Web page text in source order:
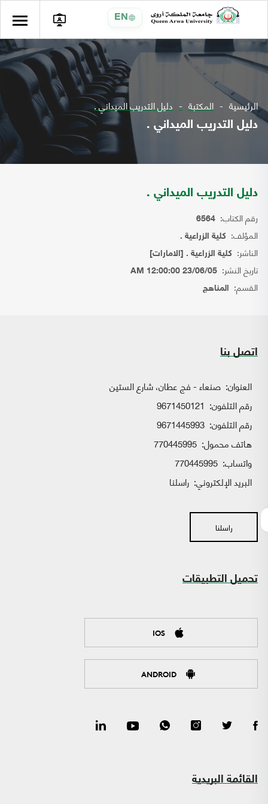
EN
الرئيسية المكتبة دليل التدريب الميداني .
دليل التدريب الميداني .
دليل التدريب الميداني .
رقم الكتاب: 6564
المؤلف: كلية الزراعية .
الناشر: كلية الزراعية . [الامارات]
تاريخ النشر: 23/06/05 12:00:00 AM
القسم: المناهج
اتصل بنا
العنوان: صنعاء - فج عطان، شارع الستين
رقم التلفون: 9671450121
رقم التلفون: 9671445993
هاتف محمول: 770445995
واتساب:
البريد الإلكتروني: راسلنا
راسلنا
تحميل التطبيقات
IOS
ANDROID
القائمة البريدية